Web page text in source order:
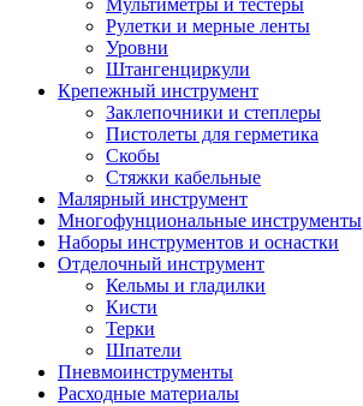
Мультиметры и тестеры
Рулетки и мерные ленты
Уровни
Штангенциркули
Крепежный инструмент
Заклепочники и степлеры
Пистолеты для герметика
Скобы
Стяжки кабельные
Малярный инструмент
Многофунциональные инструменты
Наборы инструментов и оснастки
Отделочный инструмент
Кельмы и гладилки
Кисти
Терки
Шпатели
Пневмоинструменты
Расходные материалы